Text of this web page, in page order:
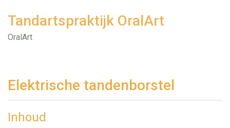
Tandartspraktijk OralArt
OralArt
Elektrische tandenborstel
Inhoud